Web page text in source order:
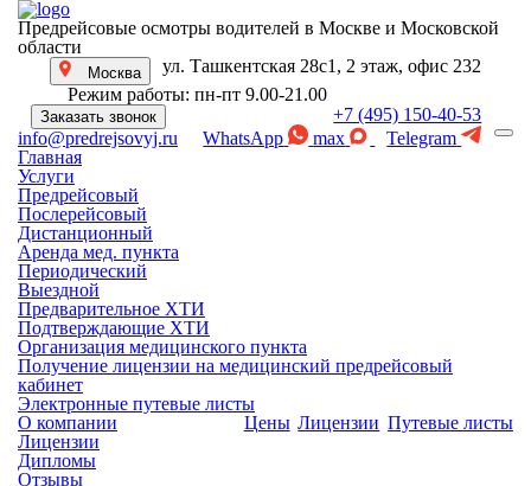
Предрейсовые осмотры водителей в Москве и Московской
области
Москва
ул. Ташкентская 28с1, 2 этаж, офис 232
Режим работы: пн-пт 9.00-21.00
Заказать звонок
info@predrejsovyj.ru
+7 (495) 150-40-53
WhatsApp
max
Telegram
Главная
Услуги
Предрейсовый
Послерейсовый
Дистанционный
Аренда мед. пункта
Периодический
Выездной
Предварительное ХТИ
Подтверждающие ХТИ
Организация медицинского пункта
Получение лицензии на медицинский предрейсовый
кабинет
Электронные путевые листы
О компании
Лицензии
Дипломы
Отзывы
Цены Лицензии Путевые листы